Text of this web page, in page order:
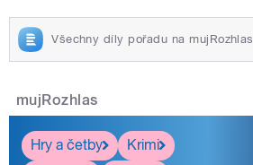
Všechny díly pořadu na mujRozhlas
mujRozhlas
Hry a četby
Krimi